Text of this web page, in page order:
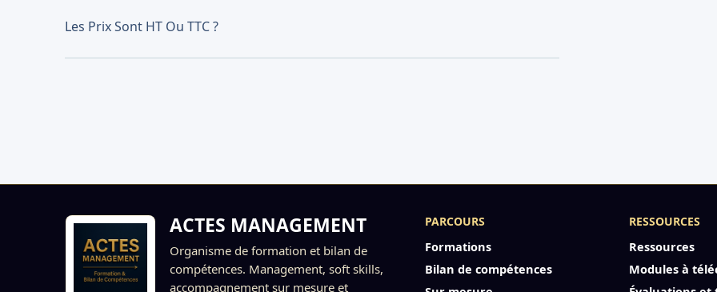
Les Prix Sont HT Ou TTC ?
ACTES MANAGEMENT
Organisme de formation et bilan de
compétences. Management, soft skills,
accompagnement sur mesure et
PARCOURS
Formations
Bilan de compétences
RESSOURCES
Ressources
Modules à